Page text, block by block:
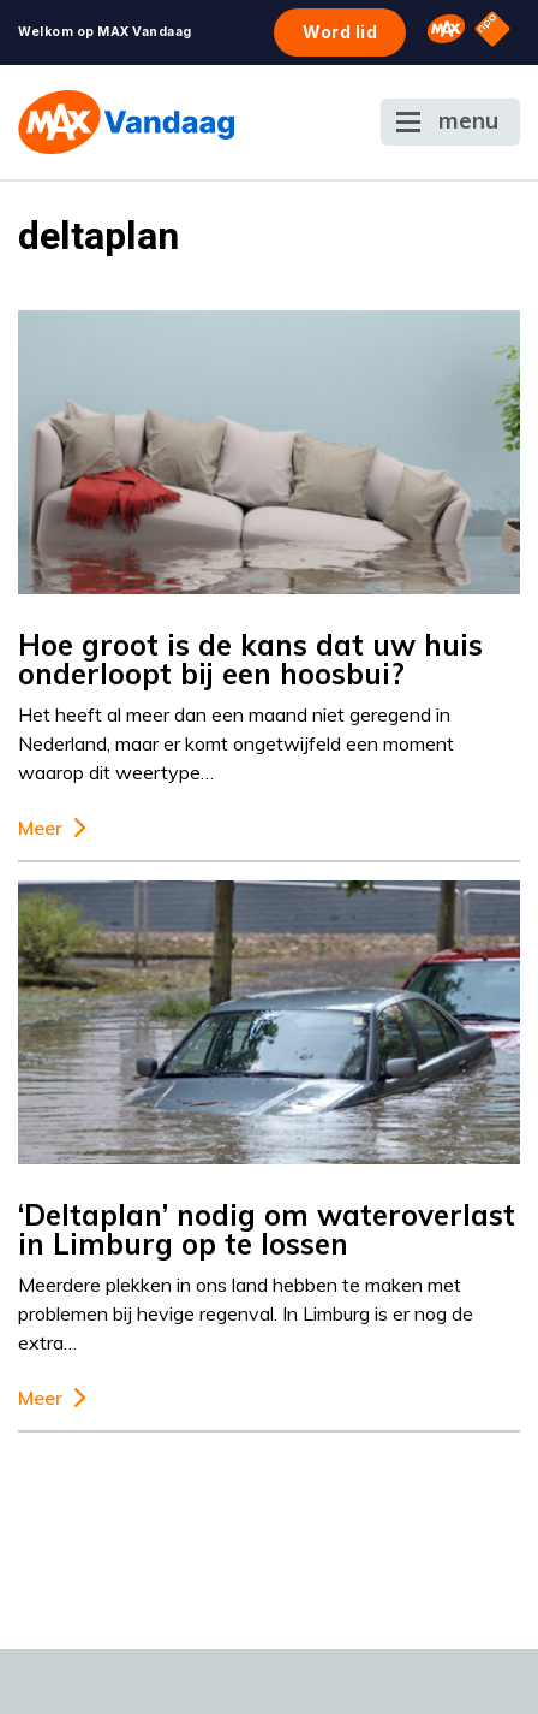
Welkom op MAX Vandaag Word lid Omroep
NPO
menu
deltaplan
Hoe groot is de kans dat uw huis
onderloopt bij een hoosbui?
Het heeft al meer dan een maand niet geregend in
Nederland, maar er komt ongetwijfeld een moment
waarop dit weertype…
Meer
‘Deltaplan’ nodig om wateroverlast
in Limburg op te lossen
Meerdere plekken in ons land hebben te maken met
problemen bij hevige regenval. In Limburg is er nog de
extra…
Meer